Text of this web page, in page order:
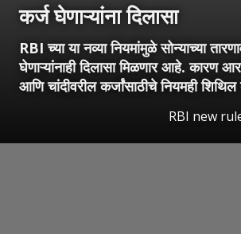
कर्ज घेणाऱ्यांना दिलासा
RBI च्या या नव्या नियमांमुळे सोन्याच्या
घेणाऱ्यांनाही दिलासा मिळणार आहे. कारण
आणि चांदीवरील कर्जांसाठीचे नियमही
RBI new